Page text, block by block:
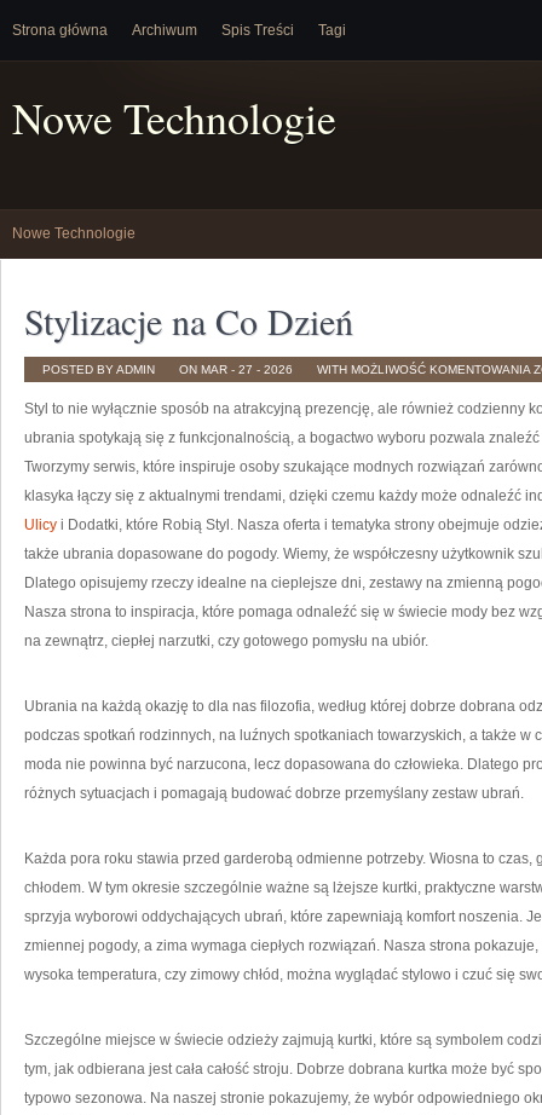
Strona główna Archiwum Spis Treści Tagi
Nowe Technologie
Nowe Technologie
Stylizacje na Co Dzień
POSTED BY ADMIN ON MAR - 27 - 2026 WITH MOŻLIWOŚĆ KOMENTOWANIA
Styl to nie wyłącznie sposób na atrakcyjną prezencję, ale również codzienny
ubrania spotykają się z funkcjonalnością, a bogactwo wyboru pozwala
Tworzymy serwis, które inspiruje osoby szukające modnych rozwiązań
klasyka łączy się z aktualnymi trendami, dzięki czemu każdy może odnaleźć
Ulicy i Dodatki, które Robią Styl. Nasza oferta i tematyka strony obejmuje
także ubrania dopasowane do pogody. Wiemy, że współczesny użytkownik
Dlatego opisujemy rzeczy idealne na cieplejsze dni, zestawy na zmienną
Nasza strona to inspiracja, które pomaga odnaleźć się w świecie mody bez
na zewnątrz, ciepłej narzutki, czy gotowego pomysłu na ubiór.
Ubrania na każdą okazję to dla nas filozofia, według której dobrze dobrana
podczas spotkań rodzinnych, na luźnych spotkaniach towarzyskich, a także w
moda nie powinna być narzucona, lecz dopasowana do człowieka. Dlatego
różnych sytuacjach i pomagają budować dobrze przemyślany zestaw ubrań.
Każda pora roku stawia przed garderobą odmienne potrzeby. Wiosna to
chłodem. W tym okresie szczególnie ważne są lżejsze kurtki, praktyczne
sprzyja wyborowi oddychających ubrań, które zapewniają komfort noszenia.
zmiennej pogody, a zima wymaga ciepłych rozwiązań. Nasza strona
wysoka temperatura, czy zimowy chłód, można wyglądać stylowo i czuć się
Szczególne miejsce w świecie odzieży zajmują kurtki, które są symbolem
tym, jak odbierana jest cała całość stroju. Dobrze dobrana kurtka może być
typowo sezonowa. Na naszej stronie pokazujemy, że wybór odpowiedniego